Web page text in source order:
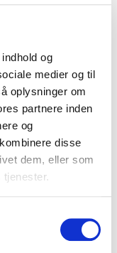
og
medier og til
oplysninger om
partnere inden
og
disse
dem, eller som
for områderne
på
og mental
deltagelse i
udsyn el.
forventninger og
offentlige